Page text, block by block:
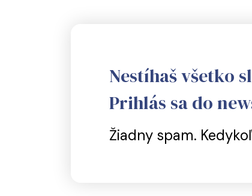
Nestíhaš všetko
Prihlás sa do
Žiadny spam.